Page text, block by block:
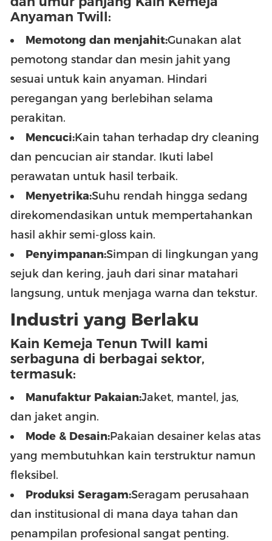
Anyaman Twill:
Memotong dan menjahit:Gunakan alat
pemotong standar dan mesin jahit yang
sesuai untuk kain anyaman. Hindari
peregangan yang berlebihan selama
perakitan.
Mencuci:Kain tahan terhadap dry cleaning
dan pencucian air standar. Ikuti label
perawatan untuk hasil terbaik.
Menyetrika:Suhu rendah hingga sedang
direkomendasikan untuk mempertahankan
hasil akhir semi-gloss kain.
Penyimpanan:Simpan di lingkungan yang
sejuk dan kering, jauh dari sinar matahari
langsung, untuk menjaga warna dan tekstur.
Industri yang Berlaku
Kain Kemeja Tenun Twill kami
serbaguna di berbagai sektor,
termasuk:
Manufaktur Pakaian:Jaket, mantel, jas,
dan jaket angin.
Mode & Desain:Pakaian desainer kelas atas
yang membutuhkan kain terstruktur namun
fleksibel.
Produksi Seragam:Seragam perusahaan
dan institusional di mana daya tahan dan
penampilan profesional sangat penting.